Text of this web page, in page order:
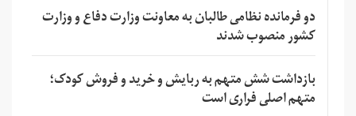
دو فرمانده نظامی طالبان به معاونت وزارت دفاع و وزارت
کشور منصوب شدند
بازداشت شش متهم به ربایش و خرید و فروش کودک؛
متهم اصلی فراری است